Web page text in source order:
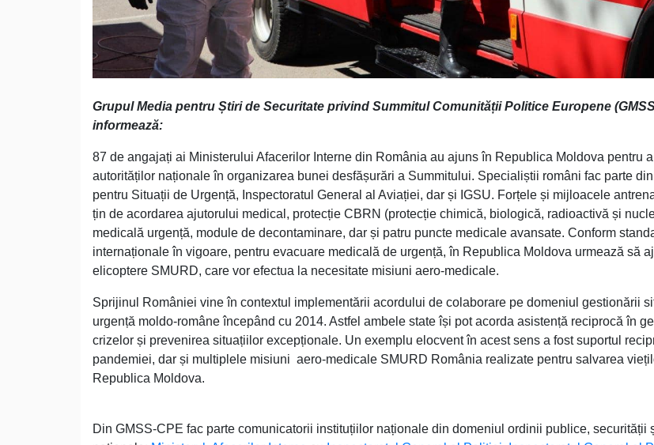
Grupul Media pentru Știri de Securitate privind Summitul Comunității Politice Europene
informează:
87 de angajați ai Ministerului Afacerilor Interne din România au ajuns în Republica Moldova pentru
autorităților naționale în organizarea bunei desfășurări a Summitului. Specialiștii români fac parte din
pentru Situații de Urgență, Inspectoratul General al Aviației, dar și IGSU. Forțele și mijloacele
țin de acordarea ajutorului medical, protecție CBRN (protecție chimică, biologică, radioactivă și
medicală urgență, module de decontaminare, dar și patru puncte medicale avansate. Conform
internaționale în vigoare, pentru evacuare medicală de urgență, în Republica Moldova urmează să
elicoptere SMURD, care vor efectua la necesitate misiuni aero-medicale.
Sprijinul României vine în contextul implementării acordului de colaborare pe domeniul gestionării
urgență moldo-române începând cu 2014. Astfel ambele state își pot acorda asistență reciprocă în
crizelor și prevenirea situațiilor excepționale. Un exemplu elocvent în acest sens a fost suportul
pandemiei, dar și multiplele misiuni aero-medicale SMURD România realizate pentru salvarea
Republica Moldova.
Din GMSS-CPE fac parte comunicatorii instituțiilor naționale din domeniul ordinii publice, securității